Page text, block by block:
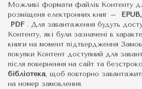
Можливі формати файлів Контенту
розміщеня електронних книг –
PDF . Для завантаження будуть
Контенту, які були зазначені в
книги на момент підтвердження
покупки Контент доступний для
після повернення на сайт та
бібліотека, щоб повторно
на номер замовлення.